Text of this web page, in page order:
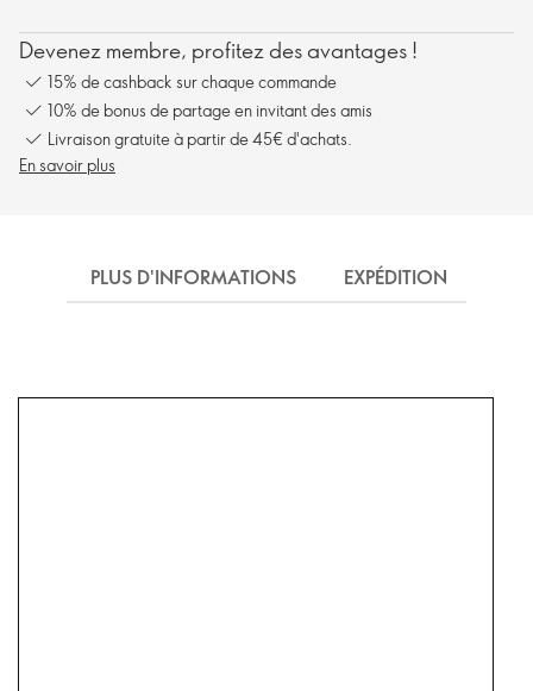
Devenez membre, profitez des avantages !
15% de cashback sur chaque commande
10% de bonus de partage en invitant des amis
Livraison gratuite à partir de 45€ d'achats.
En savoir plus
PLUS D'INFORMATIONS EXPÉDITION